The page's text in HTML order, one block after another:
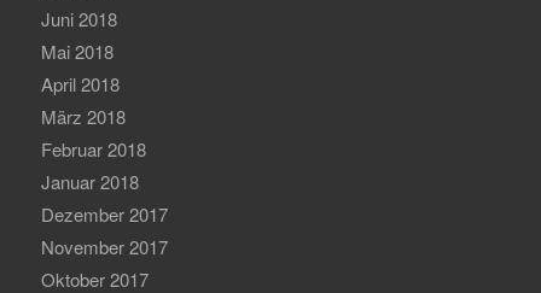
Juni 2018
Mai 2018
April 2018
März 2018
Februar 2018
Januar 2018
Dezember 2017
November 2017
Oktober 2017